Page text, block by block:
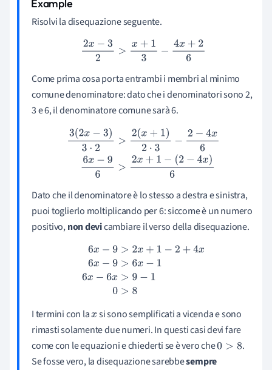
Risolvi la disequazione seguente.
2x −32 >x+13−4x+ 26
Come prima cosa porta entrambi i membri al minimo
comune denominatore: dato che i denominatori sono 2,
3 e 6, il denominatore comune sarà 6.
−3)3⋅2>2(x+1 2⋅ 3−2−4x66x− 2x+1−(2−
Dato che il denominatore è lo stesso a destra e sinistra,
puoi toglierlo moltiplicando per 6: siccome è un numero
positivo,non devicambiare il verso della disequazione.
2x+ 1−2+ 4x6 x−9 >6 x− 16 x− 6x>9−
I termini con lax si sono semplificati a vicenda e sono
rimasti solamente due numeri. In questi casi devi fare
come con le equazioni e chiederti se è vero che0>8
.
Se fosse vero, la disequazione sarebbesempre